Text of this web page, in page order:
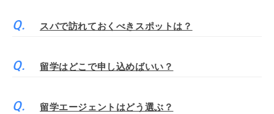
スバで訪れておくべきスポットは？
留学はどこで申し込めばいい？
留学エージェントはどう選ぶ？